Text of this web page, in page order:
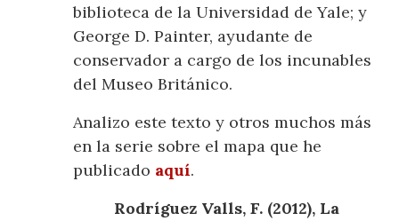
biblioteca de la Universidad de Yale; y
George D. Painter, ayudante de
conservador a cargo de los incunables
del Museo Británico.
Analizo este texto y otros muchos más
en la serie sobre el mapa que he
publicado aquí.
Rodríguez Valls, F. (2012), La